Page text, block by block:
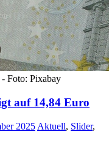
Foto: Pixabay
auf 14,84 Euro
2025 Aktuell, Slider,